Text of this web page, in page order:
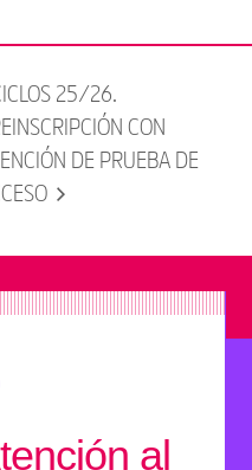
25/26.
CON
DE PRUEBA DE
al